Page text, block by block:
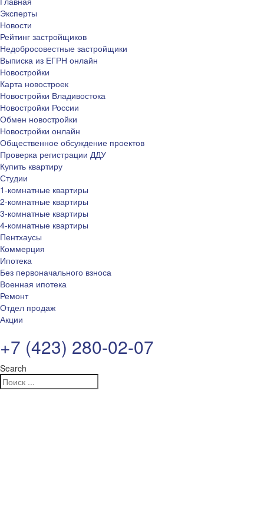
Эксперты
Новости
Рейтинг застройщиков
Недобросовестные застройщики
Выписка из ЕГРН онлайн
Новостройки
Карта новостроек
Новостройки Владивостока
Новостройки России
Обмен новостройки
Новостройки онлайн
Общественное обсуждение проектов
Проверка регистрации ДДУ
Купить квартиру
Студии
1-комнатные квартиры
2-комнатные квартиры
3-комнатные квартиры
4-комнатные квартиры
Пентхаусы
Коммерция
Ипотека
Без первоначального взноса
Военная ипотека
Ремонт
Отдел продаж
Акции
+7 (423) 280-02-07
Search